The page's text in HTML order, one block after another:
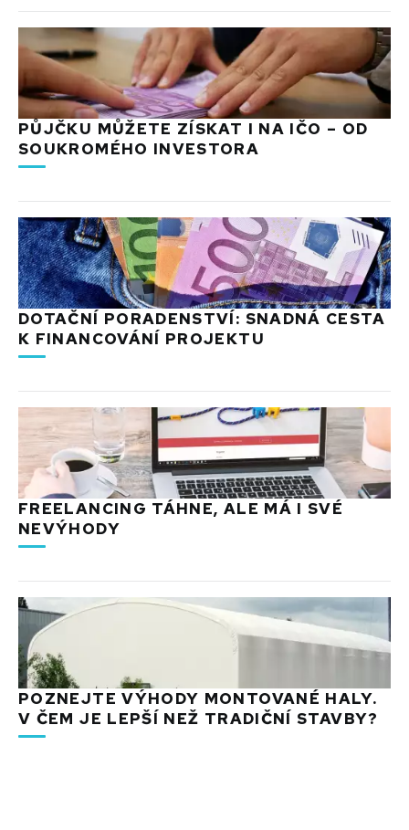
PŮJČKU MŮŽETE ZÍSKAT I NA IČO – OD
SOUKROMÉHO INVESTORA
DOTAČNÍ PORADENSTVÍ: SNADNÁ CESTA
K FINANCOVÁNÍ PROJEKTU
FREELANCING TÁHNE, ALE MÁ I SVÉ
NEVÝHODY
POZNEJTE VÝHODY MONTOVANÉ HALY.
V ČEM JE LEPŠÍ NEŽ TRADIČNÍ STAVBY?